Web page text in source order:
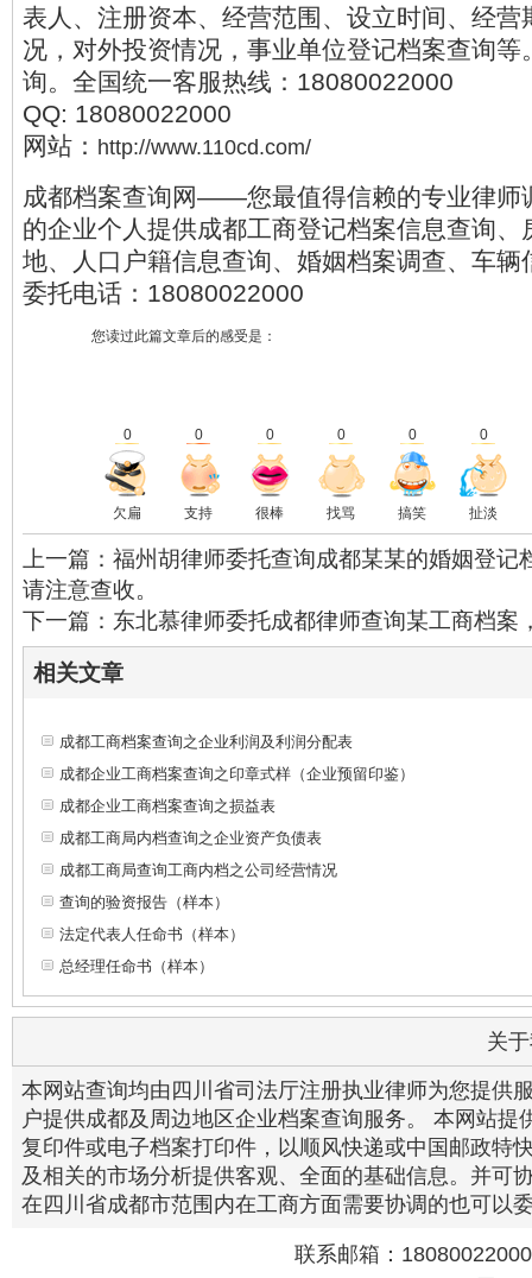
表人、注册资本、经营范围、设立时间、经营
况，对外投资情况，事业单位登记档案查询等
询。全国统一客服热线：18080022000
QQ: 18080022000
网站： http://www.110cd.com/
成都档案查询网——您最值得信赖的专业律师
的企业个人提供成都工商登记档案信息查询、
地、人口户籍信息查询、婚姻档案调查、车辆
委托电话：18080022000
您读过此篇文章后的感受是：
0 0 0 0 0 0
欠扁 支持 很棒 找骂 搞笑 扯淡
上一篇：福州胡律师委托查询成都某某的婚姻登记
请注意查收。
下一篇：东北慕律师委托成都律师查询某工商档案
相关文章
成都工商档案查询之企业利润及利润分配表
成都企业工商档案查询之印章式样（企业预留印鉴）
成都企业工商档案查询之损益表
成都工商局内档查询之企业资产负债表
成都工商局查询工商内档之公司经营情况
查询的验资报告（样本）
法定代表人任命书（样本）
总经理任命书（样本）
关
本网站查询均由四川省司法厅注册执业律师为您提供
户提供成都及周边地区企业档案查询服务。 本网站
复印件或电子档案打印件，以顺风快递或中国邮政特
及相关的市场分析提供客观、全面的基础信息。并可
在四川省成都市范围内在工商方面需要协调的也可以
联系邮箱：